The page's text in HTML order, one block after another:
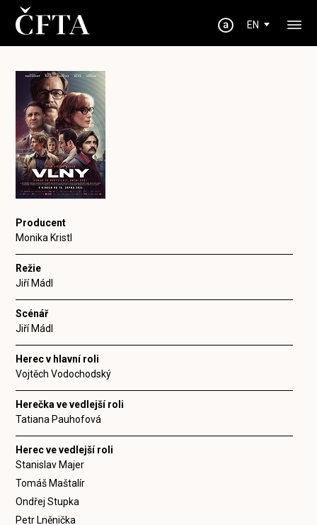
EN
Producent
Monika Kristl
Režie
Jiří Mádl
Scénář
Jiří Mádl
Herec v hlavní roli
Vojtěch Vodochodský
Herečka ve vedlejší roli
Tatiana Pauhofová
Herec ve vedlejší roli
Stanislav Majer
Tomáš Maštalír
Ondřej Stupka
Petr Lněnička